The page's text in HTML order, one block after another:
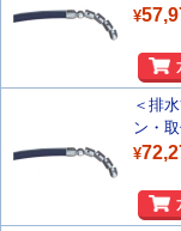
¥
＜排
ン・
¥